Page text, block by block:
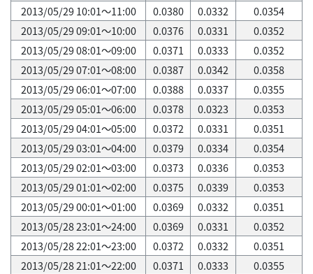
2013/05/29 10:01～11:00
0.0380 0.0332
0.0354
2013/05/29 09:01～10:00
0.0376 0.0331
0.0352
2013/05/29 08:01～09:00
0.0371 0.0333
0.0352
2013/05/29 07:01～08:00
0.0387 0.0342
0.0358
2013/05/29 06:01～07:00
0.0388 0.0337
0.0355
2013/05/29 05:01～06:00
0.0378 0.0323
0.0353
2013/05/29 04:01～05:00
0.0372 0.0331
0.0351
2013/05/29 03:01～04:00
0.0379 0.0334
0.0354
2013/05/29 02:01～03:00
0.0373 0.0336
0.0353
2013/05/29 01:01～02:00
0.0375 0.0339
0.0353
2013/05/29 00:01～01:00
0.0369 0.0332
0.0351
2013/05/28 23:01～24:00
0.0369 0.0331
0.0352
2013/05/28 22:01～23:00
0.0372 0.0332
0.0351
2013/05/28 21:01～22:00
0.0371 0.0333
0.0355